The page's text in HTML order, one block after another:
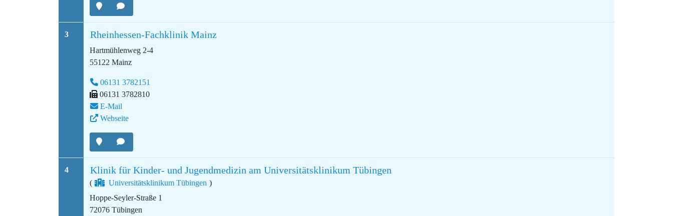
3 Rheinhessen-Fachklinik Mainz
Hartmühlenweg 2-4
55122 Mainz
06131 3782151
06131 3782810
E-Mail
Webseite
4 Klinik für Kinder- und Jugendmedizin am Universitätsklinikum Tübingen
( Universitätsklinikum Tübingen )
Hoppe-Seyler-Straße 1
72076 Tübingen